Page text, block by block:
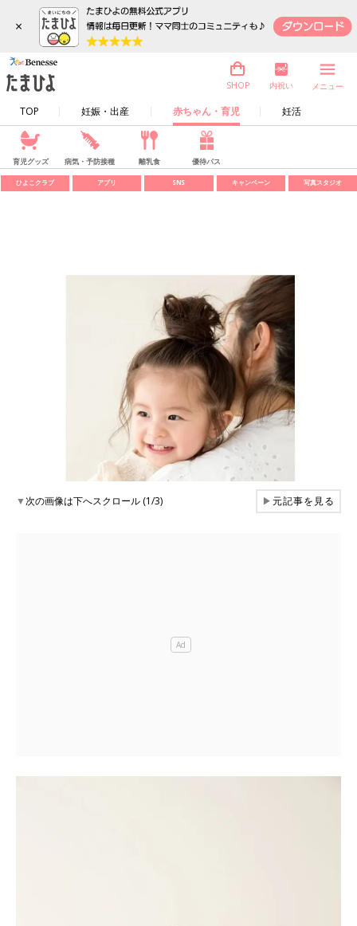
×
TOP 妊娠・出産 赤ちゃん・育児 妊活
SHOP 内祝い メニュー
育児グッズ 病気・予防接種 離乳食 優待パス
ひよこクラブ アプリ SNS キャンペーン 写真スタジオ
▼次の画像は下へスクロール (1/3) ▶元記事を見る